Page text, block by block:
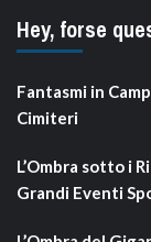
Hey, forse
Fantasmi in
Cimiteri
L’Ombra sotto i
Grandi Eventi